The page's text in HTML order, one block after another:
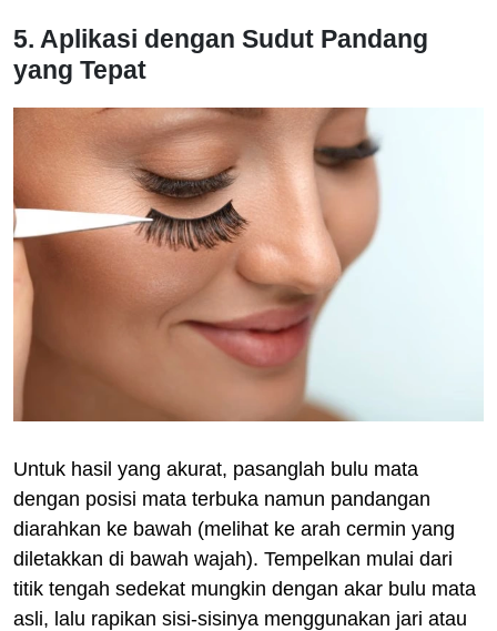
5. Aplikasi dengan Sudut Pandang
yang Tepat
Untuk hasil yang akurat, pasanglah bulu mata
dengan posisi mata terbuka namun pandangan
diarahkan ke bawah (melihat ke arah cermin yang
diletakkan di bawah wajah). Tempelkan mulai dari
titik tengah sedekat mungkin dengan akar bulu mata
asli, lalu rapikan sisi-sisinya menggunakan jari atau